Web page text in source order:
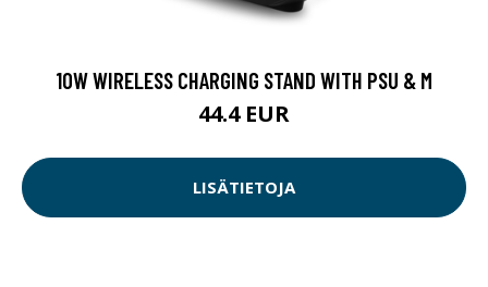
10W WIRELESS CHARGING STAND WITH PSU & M
44.4 EUR
LISÄTIETOJA